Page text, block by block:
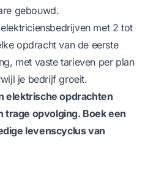
gebouwd.
met 2 tot
opdracht van de eerste
met vaste tarieven per plan
je bedrijf groeit.
elektrische opdrachten
trage opvolging. Boek een
levenscyclus van